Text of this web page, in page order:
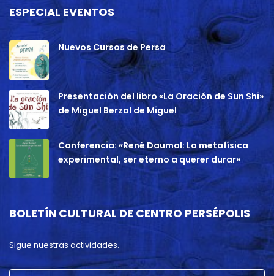
ESPECIAL EVENTOS
Nuevos Cursos de Persa
Presentación del libro «La Oración de Sun Shi»
de Miguel Berzal de Miguel
Conferencia: «René Daumal: La metafísica
experimental, ser eterno a querer durar»
BOLETÍN CULTURAL DE CENTRO PERSÉPOLIS
Sigue nuestras actividades.